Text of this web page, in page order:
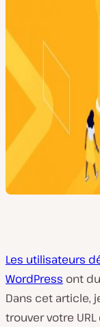
Les utilisateurs
WordPress ont
Dans cet article,
trouver votre